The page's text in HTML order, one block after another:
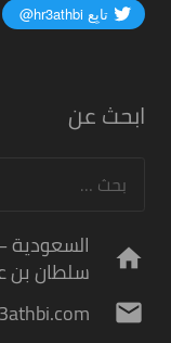
ابحث عن
عن:
home السعودية
سلطان بن
mail